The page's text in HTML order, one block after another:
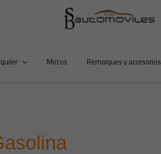
Motos Remolques y accesorios